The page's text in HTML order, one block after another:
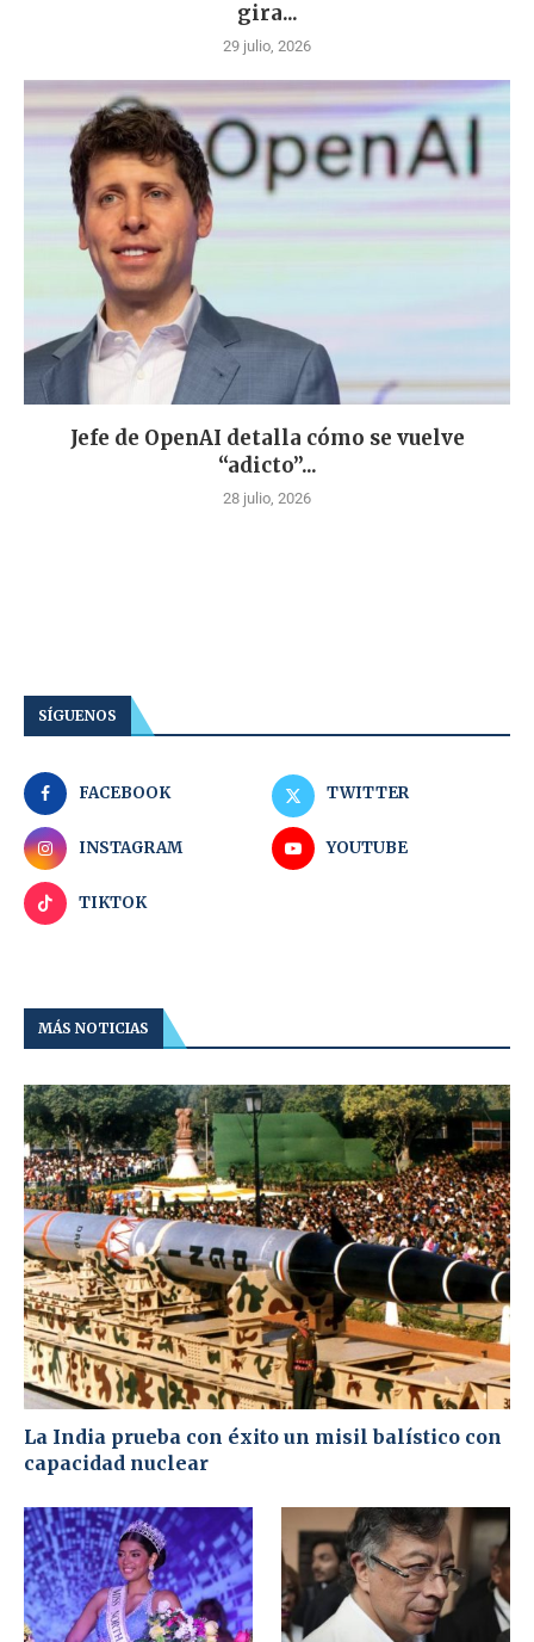
gira...
29 julio, 2026
Jefe de OpenAI detalla cómo se vuelve
“adicto”...
28 julio, 2026
SÍGUENOS
FACEBOOK TWITTER
INSTAGRAM YOUTUBE
TIKTOK
MÁS NOTICIAS
La India prueba con éxito un misil balístico con
capacidad nuclear